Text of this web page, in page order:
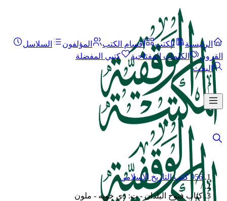
الرئيسية الكتب أقسام الكتب المؤلفون
السلاسل
القرون
الكلمات المفتاحية
كتبي المفضلة
البحث
956 كتب التاريخ الإسلامي
/
كتاب فتوح البلدان - ت: دي خويه - ملون